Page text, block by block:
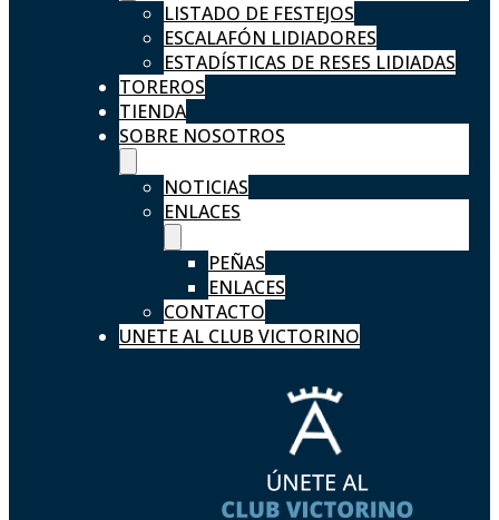
LISTADO DE FESTEJOS
ESCALAFÓN LIDIADORES
ESTADÍSTICAS DE RESES LIDIADAS
TOREROS
TIENDA
SOBRE NOSOTROS
NOTICIAS
ENLACES
PEÑAS
ENLACES
CONTACTO
UNETE AL CLUB VICTORINO